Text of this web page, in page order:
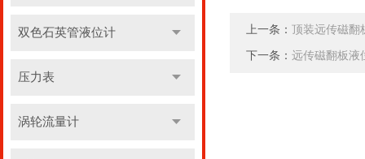
双色石英管液位计
压力表
涡轮流量计
上一条： 顶装远传磁翻
下一条： 远传磁翻板液